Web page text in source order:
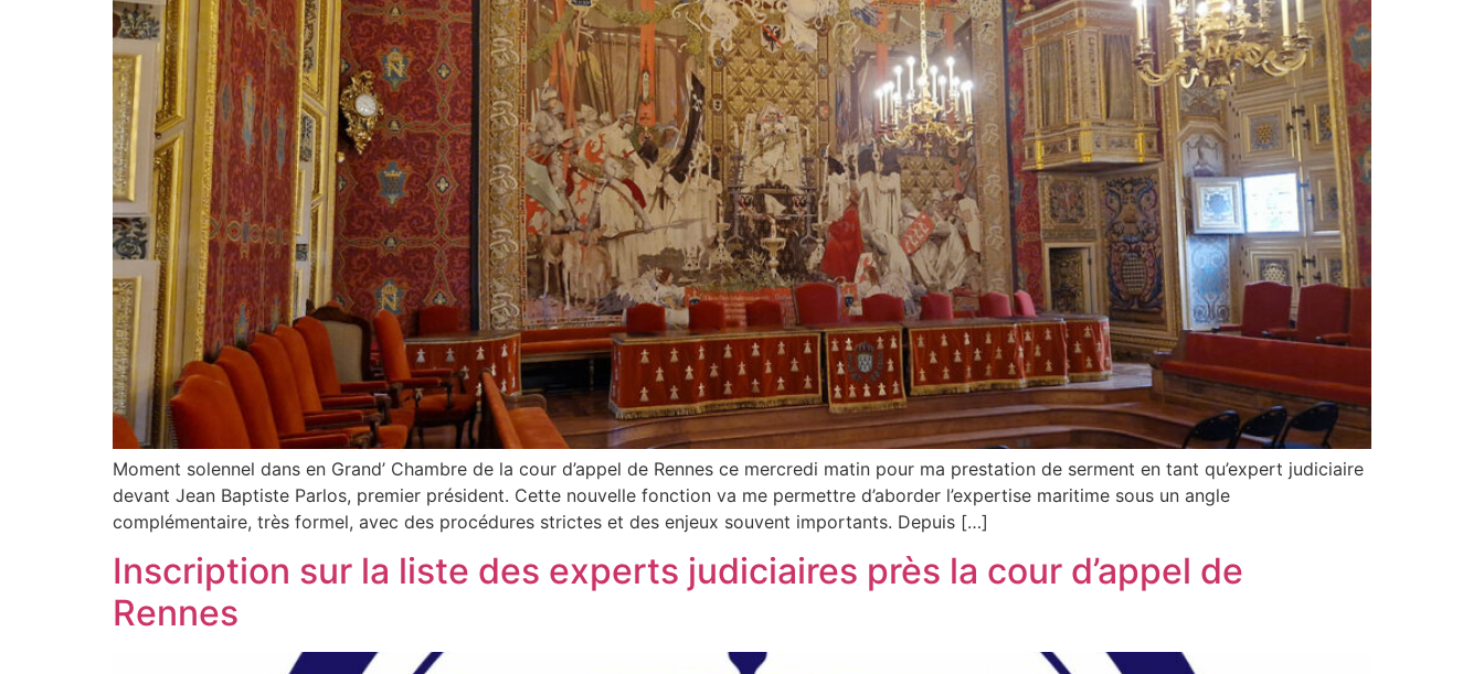
Moment solennel dans en Grand’ Chambre de la cour d’appel de Rennes ce mercredi matin pour ma prestation de serment en tant qu’expert judiciaire
devant Jean Baptiste Parlos, premier président. Cette nouvelle fonction va me permettre d’aborder l’expertise maritime sous un angle
complémentaire, très formel, avec des procédures strictes et des enjeux souvent importants. Depuis […]
Inscription sur la liste des experts judiciaires près la cour d’appel de
Rennes